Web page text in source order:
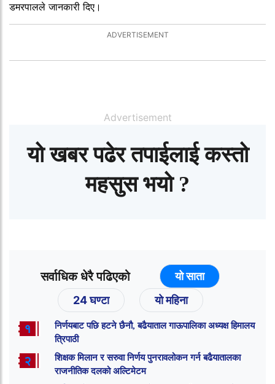
डमरपालले जानकारी दिए।
Advertisement
यो खबर पढेर तपाईलाई कस्तो
महसुस भयो ?
सर्वाधिक धेरै पढिएको
यो साता
24 घण्टा
यो महिना
१
निर्णयबाट पछि हटने छैनौ, बढैयाताल गाऊपालिका अध्यक्ष हिमालय
त्रिपाठी
२
शिक्षक मिलान र सरुवा निर्णय पुनरावलोकन गर्न बढैयातालका
राजनीतिक दलको अल्टिमेटम